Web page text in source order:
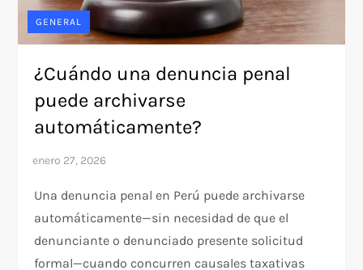
GENERAL
¿Cuándo una denuncia penal
puede archivarse
automáticamente?
Una denuncia penal en Perú puede archivarse
automáticamente—sin necesidad de que el
denunciante o denunciado presente solicitud
formal—cuando concurren causales taxativas